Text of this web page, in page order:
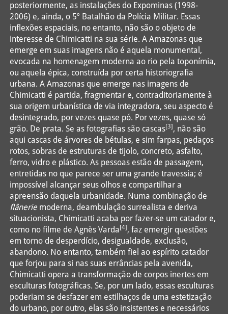
posteriormente, as instalações do Expominas (1998-
2006) e, ainda, o 5º Batalhão da Polícia Militar. Essas
inflexões espaciais, no entanto, não são o objeto de
interesse de Chimicatti na sua série. A Amazonas que
emerge em suas imagens não é aquela monumental,
evocada na homenagem moderna ao rio pela toponímia,
ou aquela épica, construída por certa historiografia
urbana. A Amazonas que emerge nas imagens de
Chimicatti é partida, fragmentar e, contraditoriamente à
sua origem urbanística de via integradora, seu aspecto é
desintegrado, por vezes quase pó. Por vezes, quase só
grão. De prata. Se as fotografias são cascas[3] , não são
aqui cascas de árvores de bétulas, e sim farpas, pedaços
rotos, sobras de estruturas de tijolo, concreto, asfalto,
ferro, vidro e plástico. As pessoas estão de passagem,
entretidas no que parece ser uma grande travessia; é
impossível alcançar seus olhos e compartilhar a
apreensão daquela urbanidade. Numa combinação de
flâneriemoderna, deambulação surrealista e deriva
situacionista, Chimicatti acaba por fazer-se um catador e,
como no filme de Agnès Varda [4] , faz emergir questões
em torno de desperdício, desigualdade, exclusão,
abandono. No entanto, também fiel ao espírito catador
que forjou para si nas suas errâncias pela avenida,
Chimicatti opera a transformação de corpos inertes em
esculturas fotográficas. Se, por um lado, essas esculturas
poderiam se desfazer em estilhaços de uma estetização
do urbano, por outro, elas são insistentes e necessários